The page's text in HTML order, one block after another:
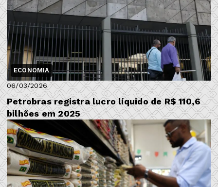
ECONOMIA
06/03/2026
Petrobras registra lucro líquido de R$ 110,6
bilhões em 2025